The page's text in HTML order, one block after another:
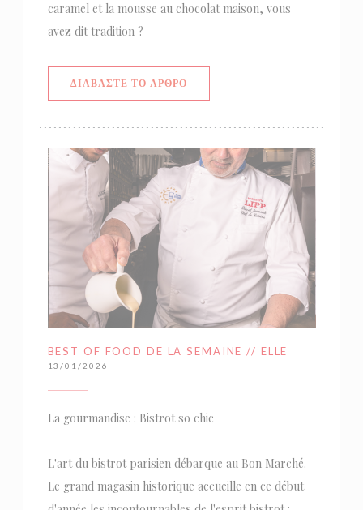
caramel et la mousse au chocolat maison, vous
avez dit tradition ?
ΔΙΑΒΆΣΤΕ ΤΟ ΆΡΘΡΟ((ΑΝΟΊΓΕΙ ΣΕ ΝΈΟ ΠΑΡΆΘΥΡΟ))
BEST OF FOOD DE LA SEMAINE // ELLE
13/01/2026
La gourmandise : Bistrot so chic
L'art du bistrot parisien débarque au Bon Marché.
Le grand magasin historique accueille en ce début